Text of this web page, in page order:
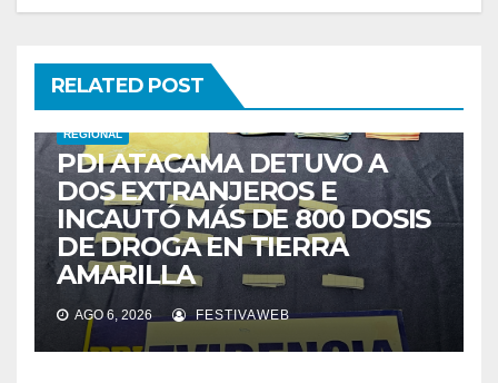
RELATED POST
REGIONAL
PDI ATACAMA DETUVO A
DOS EXTRANJEROS E
INCAUTÓ MÁS DE 800 DOSIS
DE DROGA EN TIERRA
AMARILLA
AGO 6, 2026 FESTIVAWEB